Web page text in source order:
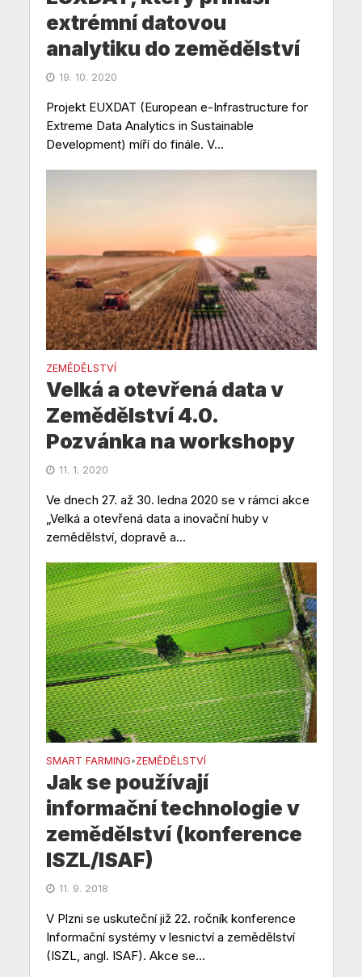
extrémní datovou
analytiku do zemědělství
19. 10. 2020
Projekt EUXDAT (European e-Infrastructure for
Extreme Data Analytics in Sustainable
Development) míří do finále. V...
ZEMĚDĚLSTVÍ
Velká a otevřená data v
Zemědělství 4.0.
Pozvánka na workshopy
11. 1. 2020
Ve dnech 27. až 30. ledna 2020 se v rámci akce
„Velká a otevřená data a inovační huby v
zemědělství, dopravě a...
SMART FARMING•ZEMĚDĚLSTVÍ
Jak se používají
informační technologie v
zemědělství (konference
ISZL/ISAF)
11. 9. 2018
V Plzni se uskuteční již 22. ročník konference
Informační systémy v lesnictví a zemědělství
(ISZL, angl. ISAF). Akce se...